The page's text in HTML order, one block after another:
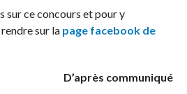
sur ce concours et pour y
sur la page facebook de
D’après communiqué